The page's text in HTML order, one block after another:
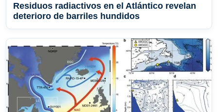
Residuos radiactivos en el Atlántico revelan
deterioro de barriles hundidos